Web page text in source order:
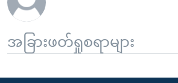
အခြားဖတ်ရှုစရာများ